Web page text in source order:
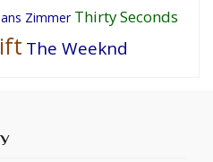
Zimmer Thirty Seconds
The Weeknd